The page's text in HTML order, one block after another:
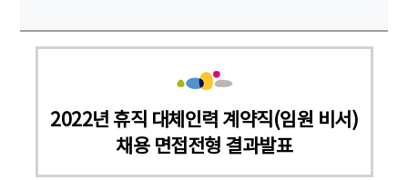
2022년 휴직 대체인력 계약직(임원 비서)
채용 면접전형 결과발표